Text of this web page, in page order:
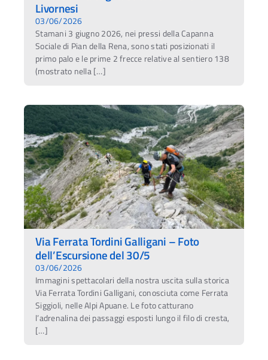
Livornesi
03/06/2026
Stamani 3 giugno 2026, nei pressi della Capanna
Sociale di Pian della Rena, sono stati posizionati il
primo palo e le prime 2 frecce relative al sentiero 138
(mostrato nella […]
Via Ferrata Tordini Galligani – Foto
dell’Escursione del 30/5
03/06/2026
Immagini spettacolari della nostra uscita sulla storica
Via Ferrata Tordini Galligani, conosciuta come Ferrata
Siggioli, nelle Alpi Apuane. Le foto catturano
l’adrenalina dei passaggi esposti lungo il filo di cresta,
[…]